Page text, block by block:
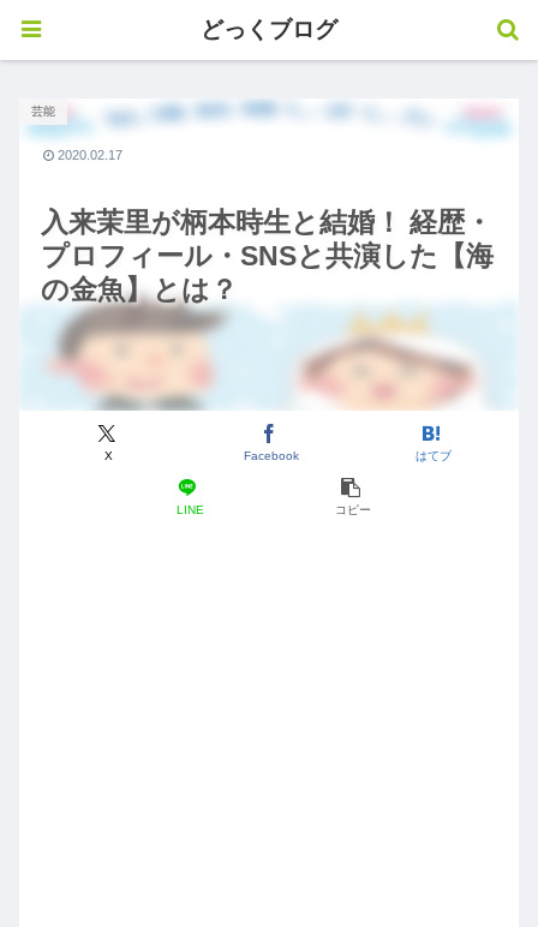
入来茉里が柄本時生と結婚！ 経歴・
プロフィール・SNSと共演した【海
の金魚】とは？
芸能
X Facebook はてブ
LINE コピー
2020.02.17
どっくブログ